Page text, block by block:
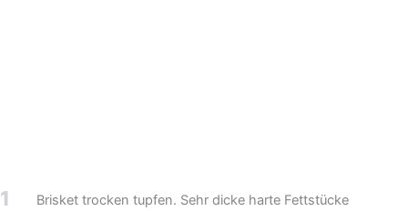
1
Brisket trocken tupfen. Sehr dicke harte Fettstücke